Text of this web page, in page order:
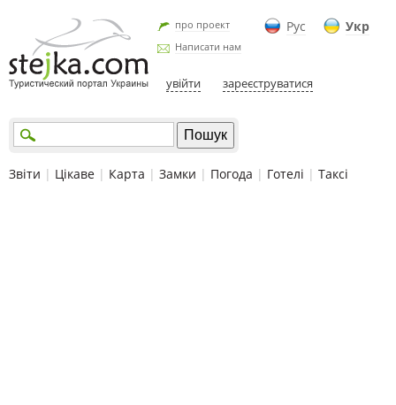
Рус Укр
про проект
Написати нам
увійти зареєструватися
Звіти | Цікаве | Карта | Замки | Погода | Готелі | Таксі